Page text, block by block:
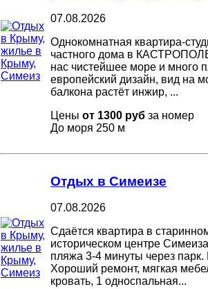
07.08.2026
Однокомнатная квартира-
частного дома в
нас чистейшее море и много
европейский дизайн, вид на
балкона растёт инжир, ...
Цены от 1300 руб за номер
До моря 250 м
Отдых в Симеизе
07.08.2026
Сдаётся квартира в
историческом центре
пляжа 3-4 минуты через парк.
Хороший ремонт, мягкая
кровать, 1 односпальная...